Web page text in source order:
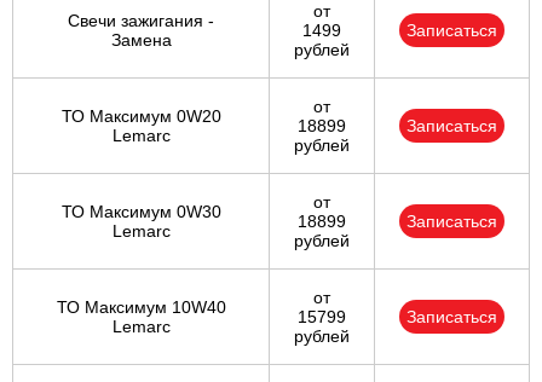
Свечи зажигания -
Замена
от
1499
рублей
Записаться
ТО Максимум 0W20
Lemarc
от
18899
рублей
Записаться
ТО Максимум 0W30
Lemarc
от
18899
рублей
Записаться
ТО Максимум 10W40
Lemarc
от
15799
рублей
Записаться